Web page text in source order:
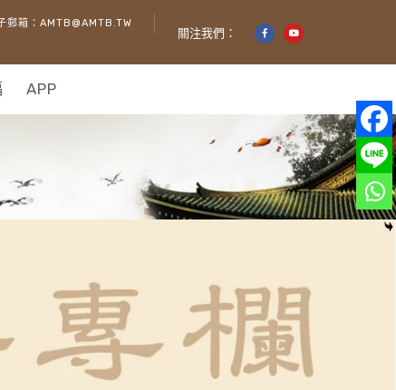
郵箱：AMTB@AMTB.TW
關注我們：
APP